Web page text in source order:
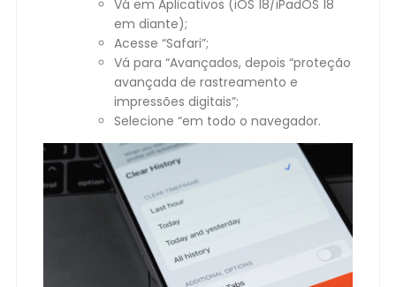
Vá em Aplicativos (iOS 18/iPadOS 18
em diante);
Acesse “Safari”;
Vá para “Avançados, depois “proteção
avançada de rastreamento e
impressões digitais”;
Selecione “em todo o navegador.